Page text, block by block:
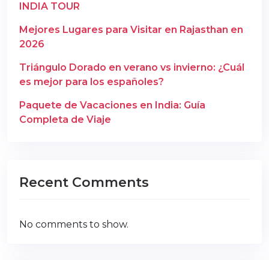
INDIA TOUR
Mejores Lugares para Visitar en Rajasthan en
2026
Triángulo Dorado en verano vs invierno: ¿Cuál
es mejor para los españoles?
Paquete de Vacaciones en India: Guía
Completa de Viaje
Recent Comments
No comments to show.